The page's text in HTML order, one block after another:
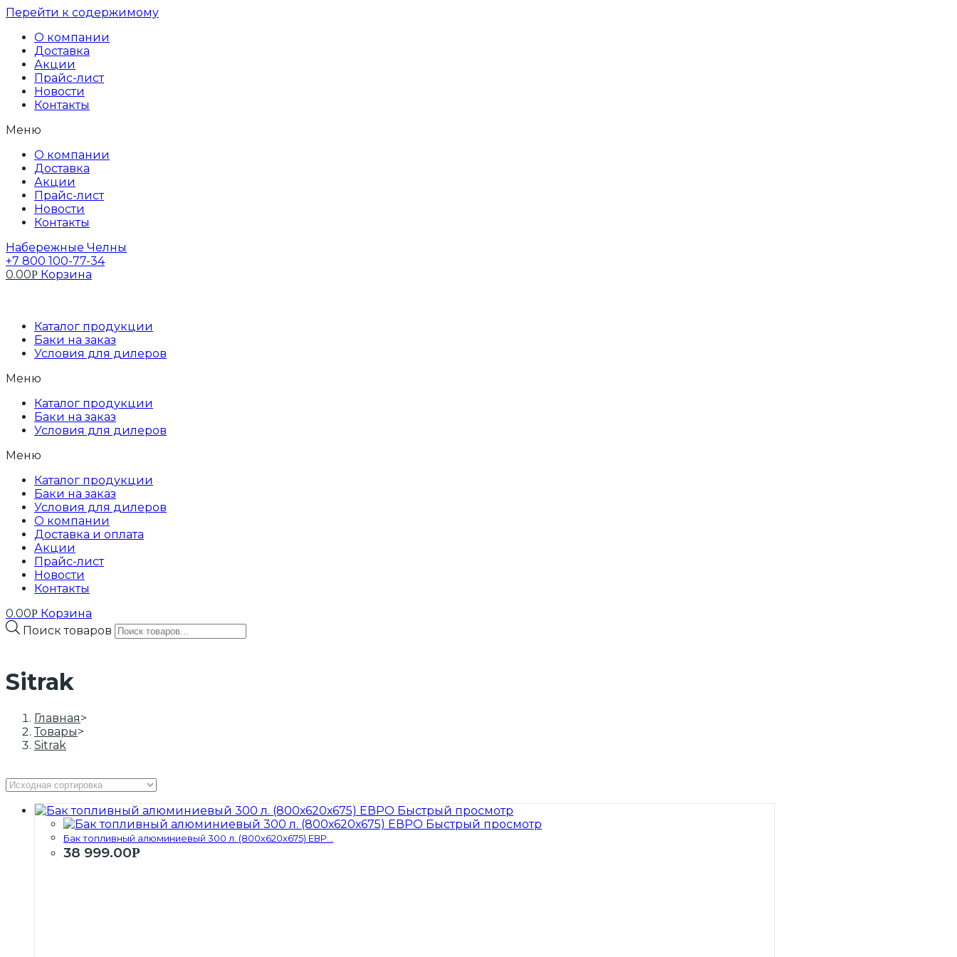
Перейти к содержимому
О компании
Доставка
Акции
Прайс-лист
Новости
Контакты
Меню
О компании
Доставка
Акции
Прайс-лист
Новости
Контакты
Набережные Челны
+7 800 100-77-34
0.00Р Корзина
Каталог продукции
Баки на заказ
Условия для дилеров
Меню
Каталог продукции
Баки на заказ
Условия для дилеров
Меню
Каталог продукции
Баки на заказ
Условия для дилеров
О компании
Доставка и оплата
Акции
Прайс-лист
Новости
Контакты
0.00Р Корзина
Поиск товаров
Sitrak
Главная>
Товары>
Sitrak
Быстрый просмотр
Быстрый просмотр
Бак топливный алюминиевый 300 л. (800х620х675) ЕВР...
38 999.00Р